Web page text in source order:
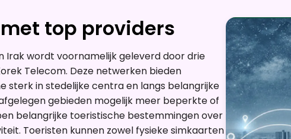
top providers
wordt voornamelijk geleverd door drie
Telecom. Deze netwerken bieden
sterk in stedelijke centra en langs belangrijke
gebieden mogelijk meer beperkte of
belangrijke toeristische bestemmingen over
Toeristen kunnen zowel fysieke simkaarten